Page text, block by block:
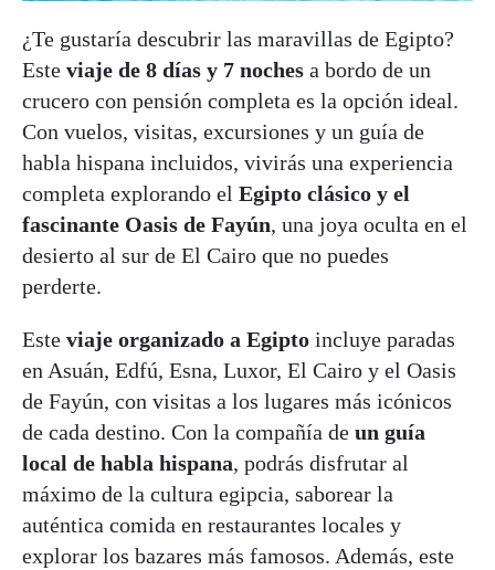
¿Te gustaría descubrir las maravillas de Egipto?
Este viaje de 8 días y 7 noches a bordo de un
crucero con pensión completa es la opción ideal.
Con vuelos, visitas, excursiones y un guía de
habla hispana incluidos, vivirás una experiencia
completa explorando el Egipto clásico y el
fascinante Oasis de Fayún, una joya oculta en el
desierto al sur de El Cairo que no puedes
perderte.
Este viaje organizado a Egipto incluye paradas
en Asuán, Edfú, Esna, Luxor, El Cairo y el Oasis
de Fayún, con visitas a los lugares más icónicos
de cada destino. Con la compañía de un guía
local de habla hispana, podrás disfrutar al
máximo de la cultura egipcia, saborear la
auténtica comida en restaurantes locales y
explorar los bazares más famosos. Además, este